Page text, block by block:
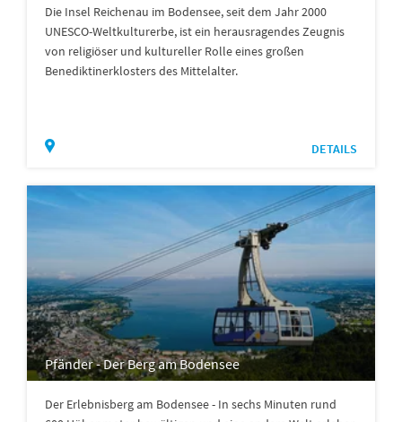
Die Insel Reichenau im Bodensee, seit dem Jahr 2000
UNESCO-Weltkulturerbe, ist ein herausragendes Zeugnis
von religiöser und kultureller Rolle eines großen
Benediktinerklosters des Mittelalter.
DETAILS
Pfänder - Der Berg am Bodensee
Der Erlebnisberg am Bodensee - In sechs Minuten rund